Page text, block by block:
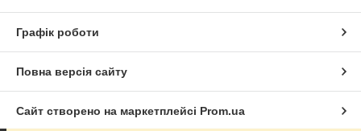
Графік роботи
Повна версія сайту
Сайт створено на маркетплейсі Prom.ua